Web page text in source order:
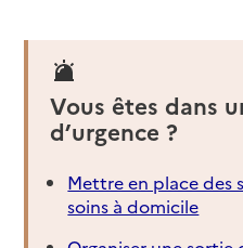
Vous êtes dans
d’urgence ?
Mettre en place des
soins à domicile